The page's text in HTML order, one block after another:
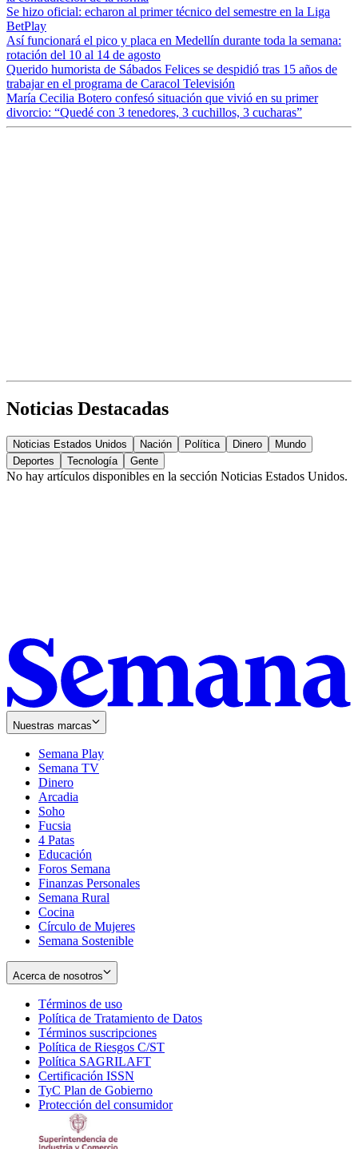
Se hizo oficial: echaron al primer técnico del semestre en la Liga
BetPlay
Así funcionará el pico y placa en Medellín durante toda la semana:
rotación del 10 al 14 de agosto
Querido humorista de Sábados Felices se despidió tras 15 años de
trabajar en el programa de Caracol Televisión
María Cecilia Botero confesó situación que vivió en su primer
divorcio: “Quedé con 3 tenedores, 3 cuchillos, 3 cucharas”
Noticias Destacadas
Noticias Estados Unidos Nación Política Dinero
Mundo
Deportes
Tecnología Gente
No hay artículos disponibles en la sección Noticias Estados Unidos.
Nuestras marcas
Semana Play
Semana TV
Dinero
Arcadia
Soho
in
new
window
Fucsia
in
new
window
4 Patas
Educación
Foros Semana
Finanzas Personales
Semana Rural
Cocina
Círculo de Mujeres
Semana Sostenible
Acerca de nosotros
Términos de uso
in
new
window
Política de Tratamiento de Datos
Términos suscripciones
in
Política de Riesgos C/ST
Política SAGRILAFT
new
window
Certificación ISSN
in
new
TyC Plan de Gobierno
in
Protección del consumidorOpens